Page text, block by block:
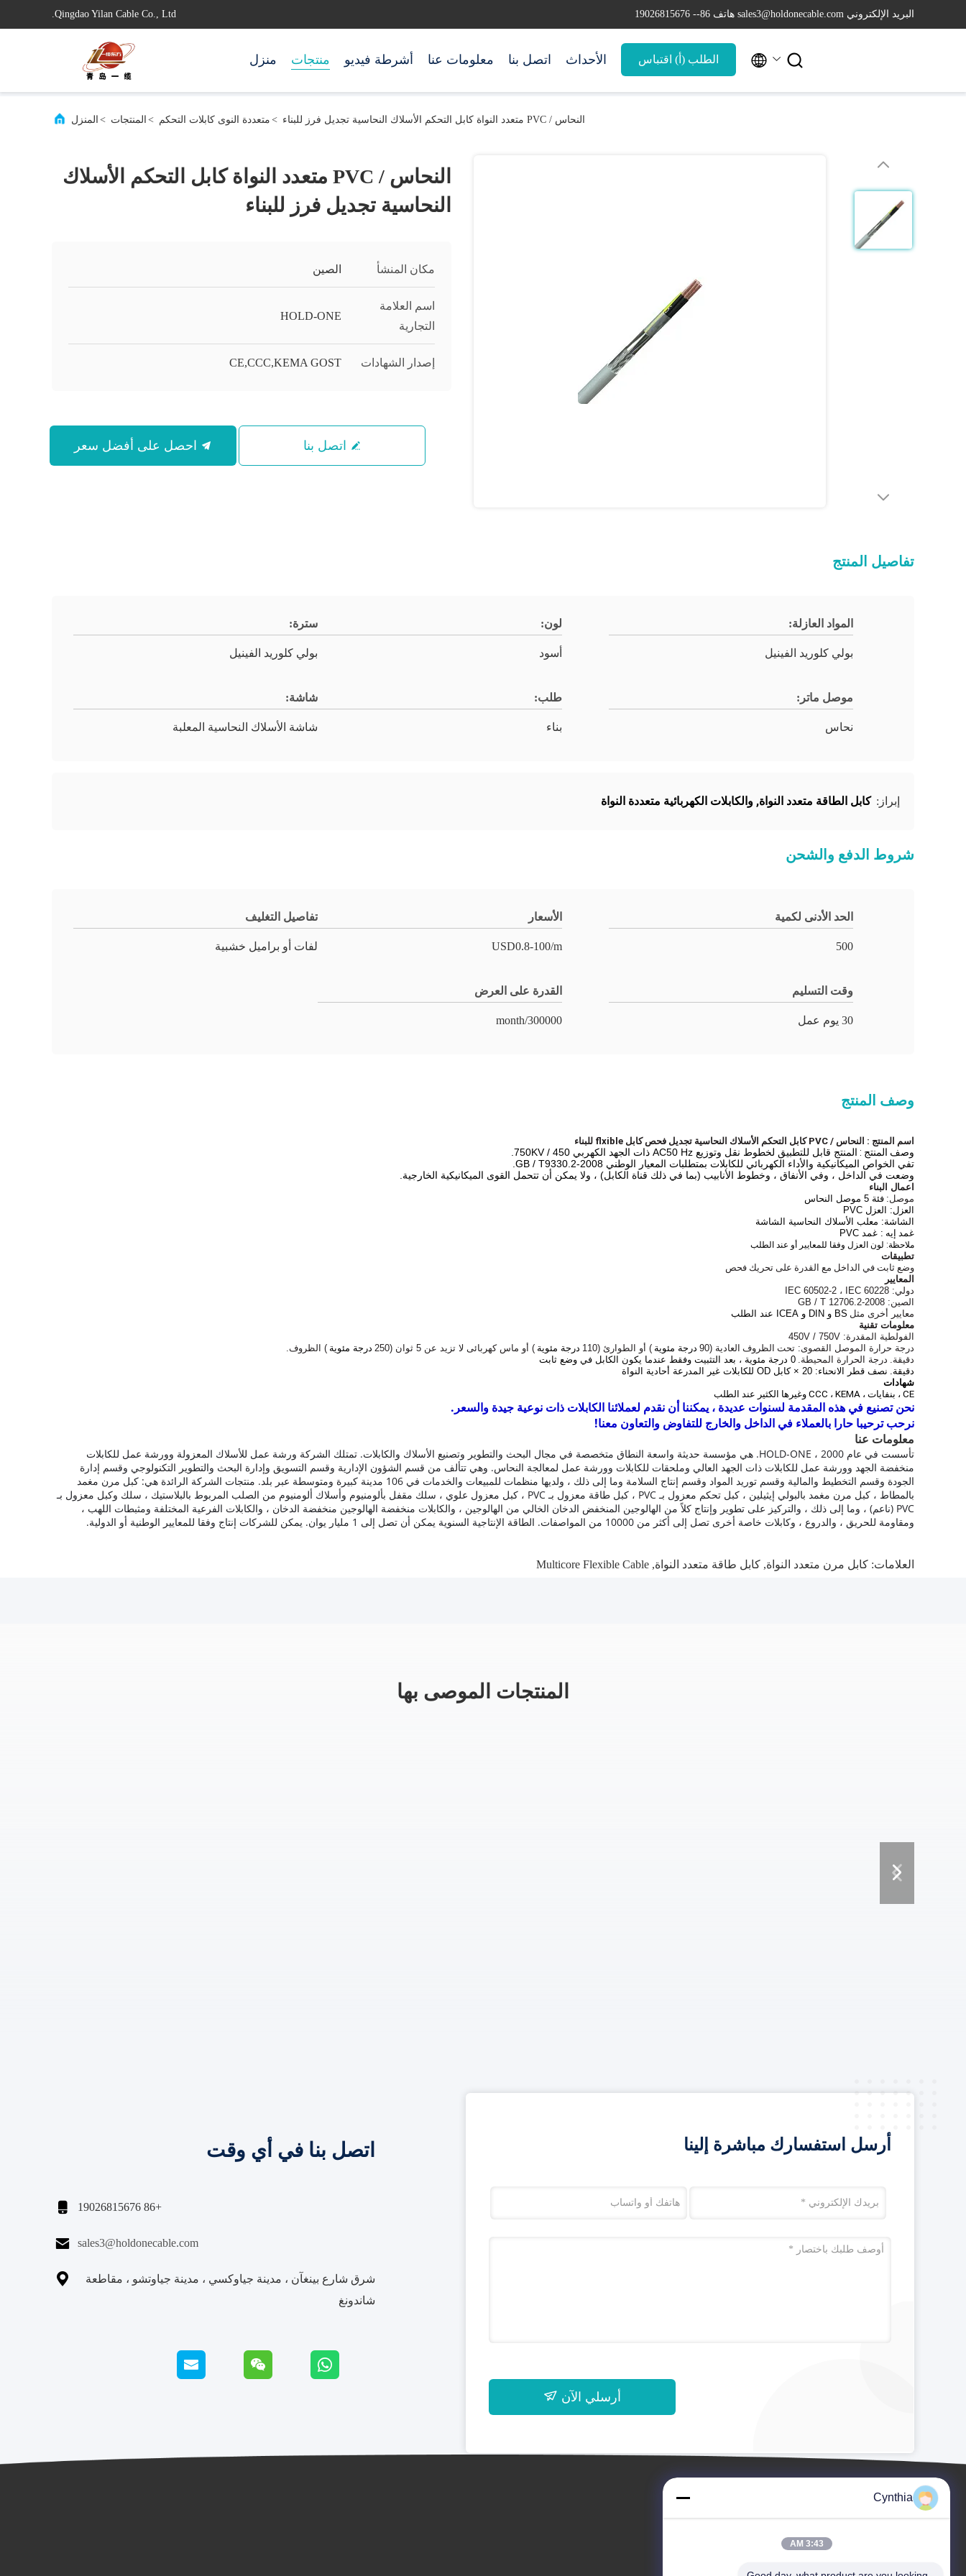
Qingdao Yilan Cable Co., Ltd. البريد الإلكتروني sales3@holdonecable.com هاتف 86-- 19026815676
منزل منتجات أشرطة فيديو معلومات عنا اتصل بنا الأحداث الطلب (أ) اقتباس  
المنزل > المنتجات > متعددة النوى كابلات التحكم > النحاس / PVC متعدد النواة كابل التحكم الأسلاك النحاسية تجديل فرز للبناء
النحاس / PVC متعدد النواة كابل التحكم الأسلاك
النحاسية تجديل فرز للبناء
مكان المنشأ الصين
اسم العلامة
التجارية
HOLD-ONE
إصدار الشهادات CE,CCC,KEMA GOST
اتصل بنا
تفاصيل المنتج
المواد العازلة:
بولي كلوريد الفينيل
لون:
أسود
سترة:
بولي كلوريد الفينيل
موصل ماتر:
نحاس
طلب:
بناء
شاشة:
شاشة الأسلاك النحاسية المعلبة
إبراز: كابل الطاقة متعدد النواة, والكابلات الكهربائية متعددة النواة
شروط الدفع والشحن
الحد الأدنى لكمية
500
الأسعار
USD0.8-100/m
تفاصيل التغليف
لفات أو براميل خشبية
وقت التسليم
30 يوم عمل
القدرة على العرض
300000/month
وصف المنتج
اسم المنتج : النحاس / PVC كابل التحكم الأسلاك النحاسية تجديل فحص كابل flxible للبناء
وصف المنتج : المنتج قابل للتطبيق لخطوط نقل وتوزيع AC50 Hz ذات الجهد الكهربي 450 / 750KV.
تفي الخواص الميكانيكية والأداء الكهربائي للكابلات بمتطلبات المعيار الوطني GB / T9330.2-2008.
وضعت في الداخل ، وفي الأنفاق ، وخطوط الأنابيب (بما في ذلك قناة الكابل) ، ولا يمكن أن تتحمل القوى الميكانيكية الخارجية.
اعمال البناء
موصل: فئة 5 موصل النحاس
العزل: العزل PVC
الشاشة: معلب الأسلاك النحاسية الشاشة
غمد إيه : غمد PVC
ملاحظة: لون العزل وفقا للمعايير أو عند الطلب
تطبيقات
وضع ثابت في الداخل مع القدرة على تحريك فحص
المعايير
دولي: IEC 60502-2 ، IEC 60228
الصين: GB / T 12706.2-2008
معايير أخرى مثل BS و DIN و ICEA عند الطلب
معلومات تقنية
الفولطية المقدرة: 450V / 750V
درجة حرارة الموصل القصوى: تحت الظروف العادية (90 درجة مئوية ) أو الطوارئ (110 درجة مئوية ) أو ماس كهربائى لا تزيد عن 5 ثوان (250 درجة مئوية ) الظروف.
دقيقة. درجة الحرارة المحيطة. 0 درجة مئوية ، بعد التثبيت وفقط عندما يكون الكابل في وضع ثابت
دقيقة. نصف قطر الانحناء: 20 × كابل OD للكابلات غير المدرعة أحادية النواة
شهادات
CE ، بنفايات ، CCC ، KEMA وغيرها الكثير عند الطلب
نحن تصنيع في هذه المقدمة لسنوات عديدة ، يمكننا أن نقدم لعملائنا الكابلات ذات نوعية جيدة والسعر.
نرحب ترحيبا حارا بالعملاء في الداخل والخارج للتفاوض والتعاون معنا!
معلومات عنا
تأسست في عام 2000 ، HOLD-ONE. هي مؤسسة حديثة واسعة النطاق متخصصة في مجال البحث والتطوير وتصنيع الأسلاك والكابلات. تمتلك الشركة ورشة عمل للأسلاك المعزولة وورشة عمل للكابلات
منخفضة الجهد وورشة عمل للكابلات ذات الجهد العالي وملحقات للكابلات وورشة عمل لمعالجة النحاس. وهي تتألف من قسم الشؤون الإدارية وقسم التسويق وإدارة البحث والتطوير التكنولوجي وقسم إدارة
الجودة وقسم التخطيط والمالية وقسم توريد المواد وقسم إنتاج السلامة وما إلى ذلك ، ولديها منظمات للمبيعات والخدمات في 106 مدينة كبيرة ومتوسطة عبر بلد.
منتجات الشركة الرائدة هي: كبل مرن مغمد
بالمطاط ، كبل مرن مغمد بالبولي إيثيلين ، كبل تحكم معزول بـ PVC ، كبل طاقة معزول بـ PVC ، كبل معزول علوي ، سلك مقفل بألومنيوم وأسلاك ألومنيوم من الصلب المربوط بالبلاستيك ، سلك وكبل معزول بـ
PVC (ناعم) ، وما إلى ذلك ، والتركيز على تطوير وإنتاج كلاً من الهالوجين المنخفض الدخان الخالي من الهالوجين ، والكابلات منخفضة الهالوجين منخفضة الدخان ، والكابلات الفرعية المختلفة ومثبطات اللهب ،
ومقاومة للحريق ، والدروع ، وكابلات خاصة أخرى تصل إلى أكثر من 10000 من المواصفات.
الطاقة الإنتاجية السنوية يمكن أن تصل إلى 1 مليار يوان. يمكن للشركات إنتاج وفقا للمعايير الوطنية أو الدولية.
العلامات: كابل مرن متعدد النواة, كابل طاقة متعدد النواة,
Multicore Flexible Cable
المنتجات الموصى بها
اتصل بنا في أي وقت
 +86 19026815676
 sales3@holdonecable.com

شرق شارع بينغآن ، مدينة جياوكسي ، مدينة جياوتشو ، مقاطعة
شاندونغ
أرسل استفسارك مباشرة إلينا
أرسلي الآن
Cynthia
3:43 AM